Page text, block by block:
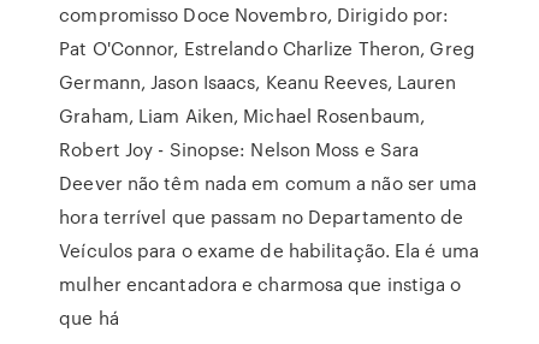
compromisso Doce Novembro, Dirigido por:
Pat O'Connor, Estrelando Charlize Theron, Greg
Germann, Jason Isaacs, Keanu Reeves, Lauren
Graham, Liam Aiken, Michael Rosenbaum,
Robert Joy - Sinopse: Nelson Moss e Sara
Deever não têm nada em comum a não ser uma
hora terrível que passam no Departamento de
Veículos para o exame de habilitação. Ela é uma
mulher encantadora e charmosa que instiga o
que há